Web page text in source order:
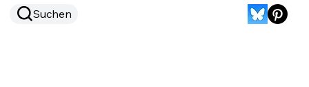
Suchen